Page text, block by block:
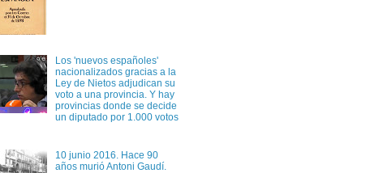
Los 'nuevos españoles'
nacionalizados gracias a la
Ley de Nietos adjudican su
voto a una provincia. Y hay
provincias donde se decide
un diputado por 1.000 votos
10 junio 2016. Hace 90
años murió Antoni Gaudí.